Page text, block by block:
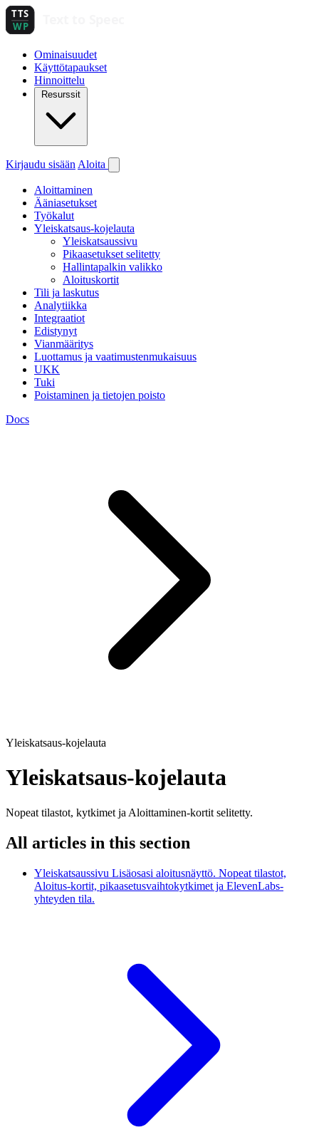
Ominaisuudet
Käyttötapaukset
Hinnoittelu
Resurssit
Kirjaudu sisään Aloita
Aloittaminen
Ääniasetukset
Työkalut
Yleiskatsaus-kojelauta
Yleiskatsaussivu
Pikaasetukset selitetty
Hallintapalkin valikko
Aloituskortit
Tili ja laskutus
Analytiikka
Integraatiot
Edistynyt
Vianmääritys
Luottamus ja vaatimustenmukaisuus
UKK
Tuki
Poistaminen ja tietojen poisto
Docs
Yleiskatsaus-kojelauta
Yleiskatsaus-kojelauta
Nopeat tilastot, kytkimet ja Aloittaminen-kortit selitetty.
All articles in this section
Yleiskatsaussivu Lisäosasi aloitusnäyttö. Nopeat tilastot,
Aloitus-kortit, pikaasetusvaihtokytkimet ja ElevenLabs-
yhteyden tila.